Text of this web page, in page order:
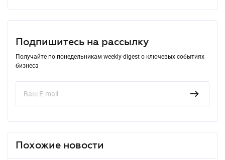
Подпишитесь на рассылку
Получайте по понедельникам weekly-digest о ключевых событиях
бизнеса
Похожие новости